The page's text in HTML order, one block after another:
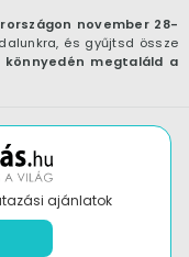
november 28-
és gyűjtsd össze
könnyedén megtaláld a
ajánlatok